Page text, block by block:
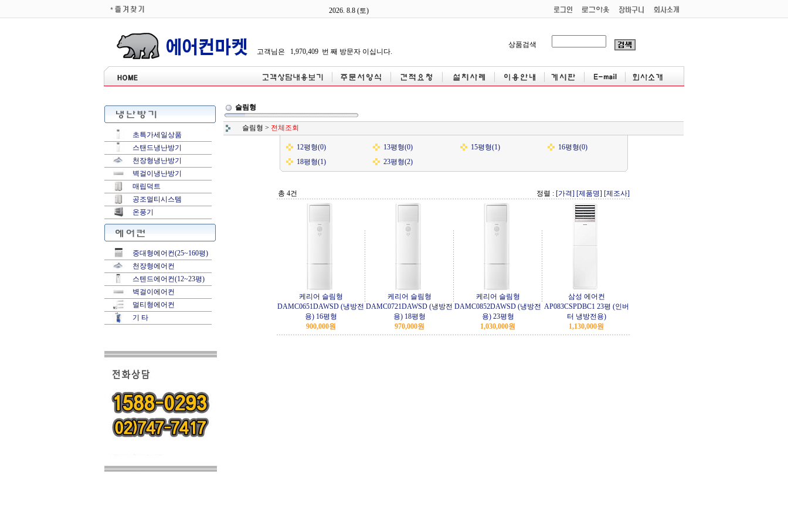
2026. 8.8 (토)
고객님은 1,970,409 번 째 방문자 이십니다.
상품검색
초특가세일상품
스탠드냉난방기
천장형냉난방기
벽걸이냉난방기
매립덕트
공조멀티시스템
온풍기
중대형에어컨(25~160평)
천장형에어컨
스텐드에어컨(12~23평)
벽걸이에어컨
멀티형에어컨
기 타
슬림형
슬림형 > 전체조회
12평형(0) 13평형(0) 15평형(1)
16평형(0)
18평형(1)
23평형(2)
총 4건 정렬 : [가격] [제품명] [제조사]
케리어 슬림형
DAMC0651DAWSD (냉방전
용) 16평형
900,000원
케리어 슬림형
DAMC0721DAWSD (냉방전
용) 18평형
970,000원
케리어 슬림형
DAMC0852DAWSD (냉방전
용) 23평형
1,030,000원
삼성 에어컨
AP083CSPDBC1 23평 (인버
터 냉방전용)
1,130,000원